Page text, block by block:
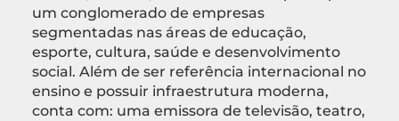
um conglomerado de empresas
segmentadas nas áreas de educação,
esporte, cultura, saúde e desenvolvimento
social. Além de ser referência internacional no
ensino e possuir infraestrutura moderna,
conta com: uma emissora de televisão, teatro,